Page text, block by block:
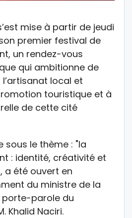
mise à partir de jeudi
premier festival de
un rendez-vous
qui ambitionne de
local et
touristique et à
de cette cité
sous le thème : "la
: identité, créativité et
a été ouvert en
du ministre de la
parole du
Khalid Naciri.